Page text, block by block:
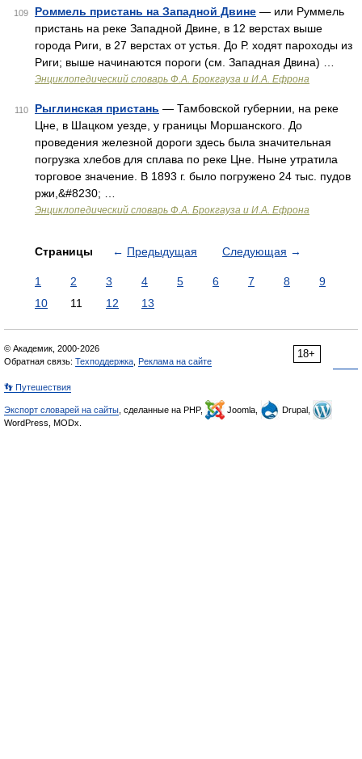
109 Роммель пристань на Западной Двине — или Руммель
пристань на реке Западной Двине, в 12 верстах выше
города Риги, в 27 верстах от устья. До Р. ходят пароходы из
Риги; выше начинаются пороги (см. Западная Двина) …
Энциклопедический словарь Ф.А. Брокгауза и И.А. Ефрона
110 Рыглинская пристань — Тамбовской губернии, на реке
Цне, в Шацком уезде, у границы Моршанского. До
проведения железной дороги здесь была значительная
погрузка хлебов для сплава по реке Цне. Ныне утратила
торговое значение. В 1893 г. было погружено 24 тыс. пудов
ржи,&#8230; …
Энциклопедический словарь Ф.А. Брокгауза и И.А. Ефрона
Страницы ← Предыдущая Следующая →
1 2 3 4 5 6 7 8
9
10
11 12 13
18+
© Академик, 2000-2026
Обратная связь: Техподдержка Реклама на сайте
👣 Путешествия
Экспорт словарей на сайты , сделанные на PHP, Joomla,
Drupal,
WordPress, MODx.